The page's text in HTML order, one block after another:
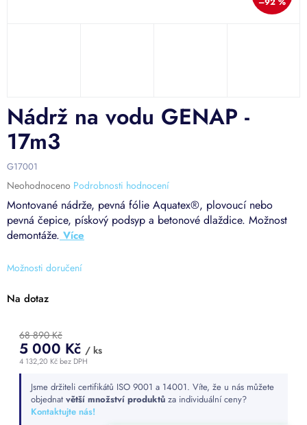
Možnosti doručení
Montované nádrže, pevná fólie Aquatex®, plovoucí nebo
pevná čepice, pískový podsyp a betonové dlaždice. Možnost
demontáže.
Nádrž na vodu GENAP -
17m3
G17001
Průměrné
hodnocení
produktu
je
0,0
5
hvězdiček.
Neohodnoceno Podrobnosti hodnocení
Na dotaz
68 890 Kč
5 000 Kč / ks
4 132,20 Kč bez DPH
cena:Jsme držiteli certifikátů ISO 9001 a 14001. Víte, že u nás můžete
objednat větší množství produktů za individuální ceny?
Kontaktujte nás!